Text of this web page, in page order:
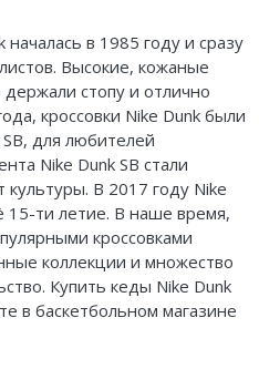
началась в 1985 году и сразу
Высокие, кожаные
стопу и отлично
кроссовки Nike Dunk были
для любителей
Nike Dunk SB стали
В 2017 году Nike
15-ти летие. В наше время,
кроссовками
коллекции и множество
Купить кеды Nike Dunk
в баскетбольном магазине
V2